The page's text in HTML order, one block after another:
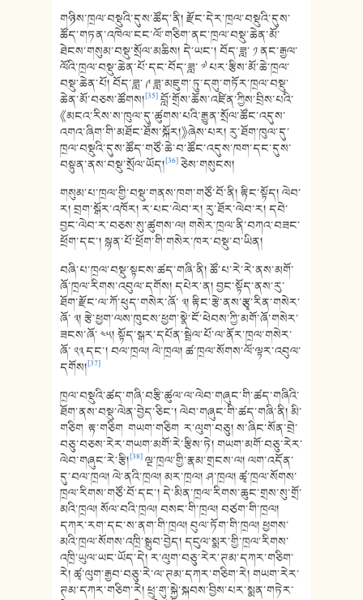
གཉིས་ཁྲལ་བསྡུའི་དུས་ཚོད་ནི། རྫོང་དེར་ཁྲལ་བསྡུའི་དུས་
ཚོད་གཏན་འཁེལ་ངང་ལོ་གཅིག་ནང་ཁྲལ་བསྡུ་ཆེན་མོ་
ཐེངས་གསུམ་བསྡུ་སྲོལ་མཆིས། དེ་ཡང་། བོད་ཟླ་ ༡ ནང་རྒྱལ་
ལོའི་ཁྲལ་བསྡུ་ཆེན་པོ་དང་བོད་ཟླ་ ༧ པར་རྩིས་མོ་ཆེ་ཁྲལ་
བསྡུ་ཆེན་པོ། བོད་ཟླ་ ༩ ཟླ་མཇུག་ཏུ་དགུ་གཏོར་ཁྲལ་བསྡུ་
ཆེན་མོ་བཅས་ཚོགས།[35]བློ་གྲོས་ཆོས་འཛིན་ཀྱིས་བྲིས་པའི་
《མངའ་རིས་ས་ཁུལ་དུ་ཚུགས་པའི་རྒྱུན་སྲོལ་ཚོང་འདུས་
འགའ་ཞིག་གི་མཐོང་ཐོས་སྐོར།》ཞེས་པར། རུ་ཐོག་ཁུལ་དུ་
ཁྲལ་བསྡུའི་དུས་ཚོད་གཙོ་ཆེ་བ་ཚོང་འདུས་ཁག་དང་དུས་
བསྟུན་ནས་བསྡུ་སྲོལ་ཡོད།[36]ཅེས་གསུངས།
གསུམ་པ་ཁྲལ་གྱི་བསྡུ་གནས་ཁག་གཙོ་བོ་ནི། རྟིང་སྟོད། ལེབ་
ར། བྲག་སྒོར་འཁོར། ར་པང་ལེབ་ར། རུ་ཐོར་ལེབ་ར། དབེ་
བྱང་ལེབ་ར་བཅས་སུ་ཚུགས་ལ། གསེར་ཁྲལ་ནི་བཀའ་བཟང་
ཕྲོག་དང་། སྙན་པོ་ཕྲོག་གི་གསེར་ཁར་བསྡུ་བ་ཡིན།
བཞི་པ་ཁྲལ་བསྡུ་སྟངས་ཚད་གཞི་ནི། ཚོ་པ་རེ་རེ་ནས་མགོ་
ཞོ་ཁྲལ་རིགས་འབུལ་དགོས། དཔེར་ན། བྱང་སྟོད་ནས་རུ་
ཐོག་རྫོང་ལ་ཀོ་ཕུད་གསེར་ཞོ་ ༣། རྟིང་རྩེ་ནས་རྩྭ་རིན་གསེར་
ཞོ་ ༣། རྩེ་ཕྱག་ལས་ཁུངས་ཕྱག་སྣེ་ངོ་ཕེབས་ཀྱི་མགོ་ཞོ་གསེར་
ཟངས་ཞོ་ ༤༥། སྟོད་སྒར་དཔོན་སྦྲེལ་པོ་ལ་ནོར་ཁྲལ་གསེར་
ཞོ་ ༢༣ དང་། བལ་ཁྲལ། ལེ་ཁྲལ། ཚ་ཁྲལ་སོགས་ལོ་ལྟར་འབུལ་
དགོས།[37]
ཁྲལ་བསྡུའི་ཚད་གཞི་བརྩི་ཚུལ་ལ་ལེབ་གཞུང་གི་ཚད་གཞིའི་
ཐོག་ནས་བསྡུ་ལེན་བྱེད་ཅིང་། ལེབ་གཞུང་གི་ཚད་གཞི་ནི། མི་
གཅིག རྟ་གཅིག གཡག་གཅིག ར་ལུག་བཅུ། ས་ཞིང་སོན་བྲེ་
བཅུ་བཅས་རེར་གཡག་མགོ་རེ་རྩིས་ཏེ། གཡག་མགོ་བཅུ་རེར་
ལེབ་གཞུང་རེ་རྩི།[38]ལྔ་ཁྲལ་གྱི་རྣམ་གྲངས་ལ། ལག་འདོན་
དུ་བལ་ཁྲལ། ལེ་ནའི་ཁྲལ། མར་ཁྲལ། ཤ་ཁྲལ། ཚྭ་ཁྲལ་སོགས་
ཁྲལ་རིགས་གཙོ་བོ་དང་། དེ་མིན་ཁྲལ་རིགས་ཆུང་གྲས་སུ་གྲོ་
མའི་ཁྲལ། སོལ་བའི་ཁྲལ། བསང་གི་ཁྲལ། བཙག་གི་ཁྲལ།
དཀར་རག་དང་ས་ནག་གི་ཁྲལ། བུལ་ཏོག་གི་ཁྲལ། ཕྱགས་
མའི་ཁྲལ་སོགས་འཁྲི་སྒྲུབ་བྱེད། དངུལ་སྨར་གྱི་ཁྲལ་རིགས་
འཁྲི་ཡུལ་ཡང་ཡོད་དེ། ར་ལུག་བཅུ་རེར་ཊམ་དཀར་གཅིག་
རེ། ཚྭ་ལུག་རྒྱབ་བཅུ་རེ་ལ་ཊམ་དཀར་གཅིག་རེ། གཡག་རེར་
ཊམ་དཀར་གཅིག་རེ། ཕྲུ་གུ་སྐྱེ་སྐབས་བྱིས་པར་སྨན་གཏེར་